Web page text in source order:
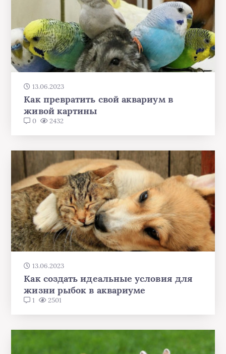
13.06.2023
Как превратить свой аквариум в
живой картины
0 2432
13.06.2023
Как создать идеальные условия для
жизни рыбок в аквариуме
1 2501